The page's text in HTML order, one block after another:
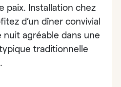
paix. Installation chez
d’un dîner convivial
nuit agréable dans une
traditionnelle